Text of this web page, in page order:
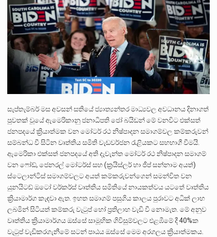
ලාල් කාන්ත ඇමතිවරයා අධිකරණ විනිශ්චයකාරවරුන්ගේ විශ්‍රාම යෑමේ වයස සම්බන්ධයෙන් නිහඬව සිටින ලෙස තමාට දැනුම් දුන්…
2011 වසරේදී දේශපාලන හා මානව හිමිකම් ක්‍රියාකාරීන් වන ලලිත්කුමාර් වීරරාජ් සහ කුගන් මුරුගානන්දන් යාපනයේදී අතුරුදන්…
ගොවියන්ගේ ප්‍රශ්න, ධීවරයන්ගේ ප්‍රශ්න, සෞඛය ප්‍රශ්න, වැටු ප්‍ර්ශ්න, රැකියා විරහිත ප්‍රශ්න මේ සියලු ප්‍රශ්නවලට තනි…
සැප්තැම්බර් මස අවසන් සතියේ ජ්යාත්යන්තර මාධ්යවල අවධානය දිනාගත්
පුවතක් වූයේ ඇමෙරිකානු ජනාධිපති ජෝ බයිඩන් මේ වනවිට එක්සත්
ජනපදයේ ක්රියාත්මක වන මෝටර් රථ නිෂ්පාදන සමාගම්වල කම්කරුවන්
සම්බන්ධ වී සිටින වෘත්තිය සමිති වැඩවර්ජන රැළියකට සහභාගී වීමයි.
ඇමෙරිකා එක්සත් ජනපදයේ අති දැවැන්ත මෝටර් රථ නිෂ්පාදන සමාගම්
වන ෆෝඩ්, ජෙනරල් මෝටර්ස් සහ (ක්රයිස්ලර් හා ජීප් සන්නාම අයත්)
ස්ටෙලාන්ටිස් සමාගම්වලට අයත් කම්කරුවන්ගෙන් සමන්විත වන
යුනයිටඩ් ඔටෝ වර්කර්ස් වෘත්තිය සමිතියේ නායකත්වය යටතේ වෘත්තිය
ක්රියාමාර්ග කැඳවා ඇත. ඉහත සමාගම් පසුගිය කාලය පුරාවට අධික් ලාභ
ලබමින් සිටියත් කම්කරු වැටුප් හෝ ප්රතිලාභ වැඩි වී නොමැත. මේ අනුව
වෘත්තිය ක්රියාමාර්ගය ඔස්සේ සාමූහික ගිවිසුම්වලට එළඹීමේ දී 40%ක
වැටුප් වැඩිකරගැනීමේ සටන් පාඨය ඔස්සේ මෙම අරගලය ක්රියාත්මකය.